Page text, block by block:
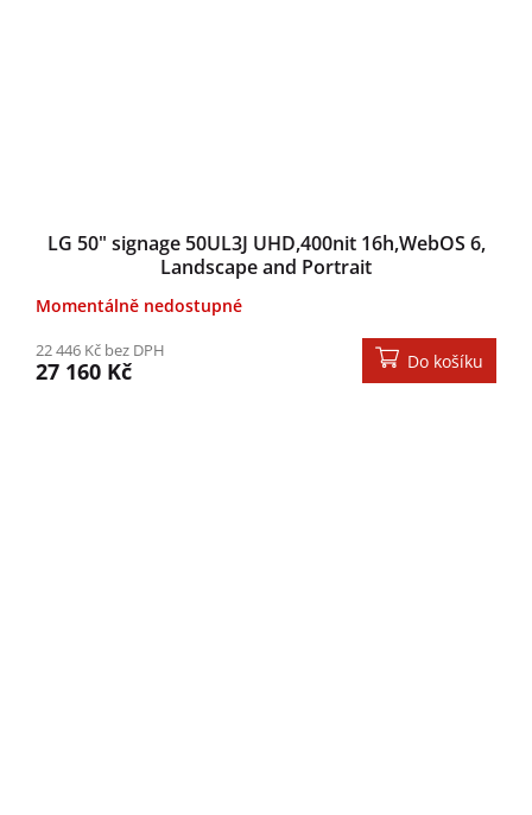
LG 50" signage 50UL3J UHD,400nit 16h,WebOS 6,
Landscape and Portrait
Momentálně nedostupné
22 446 Kč bez DPH
27 160 Kč Do košíku